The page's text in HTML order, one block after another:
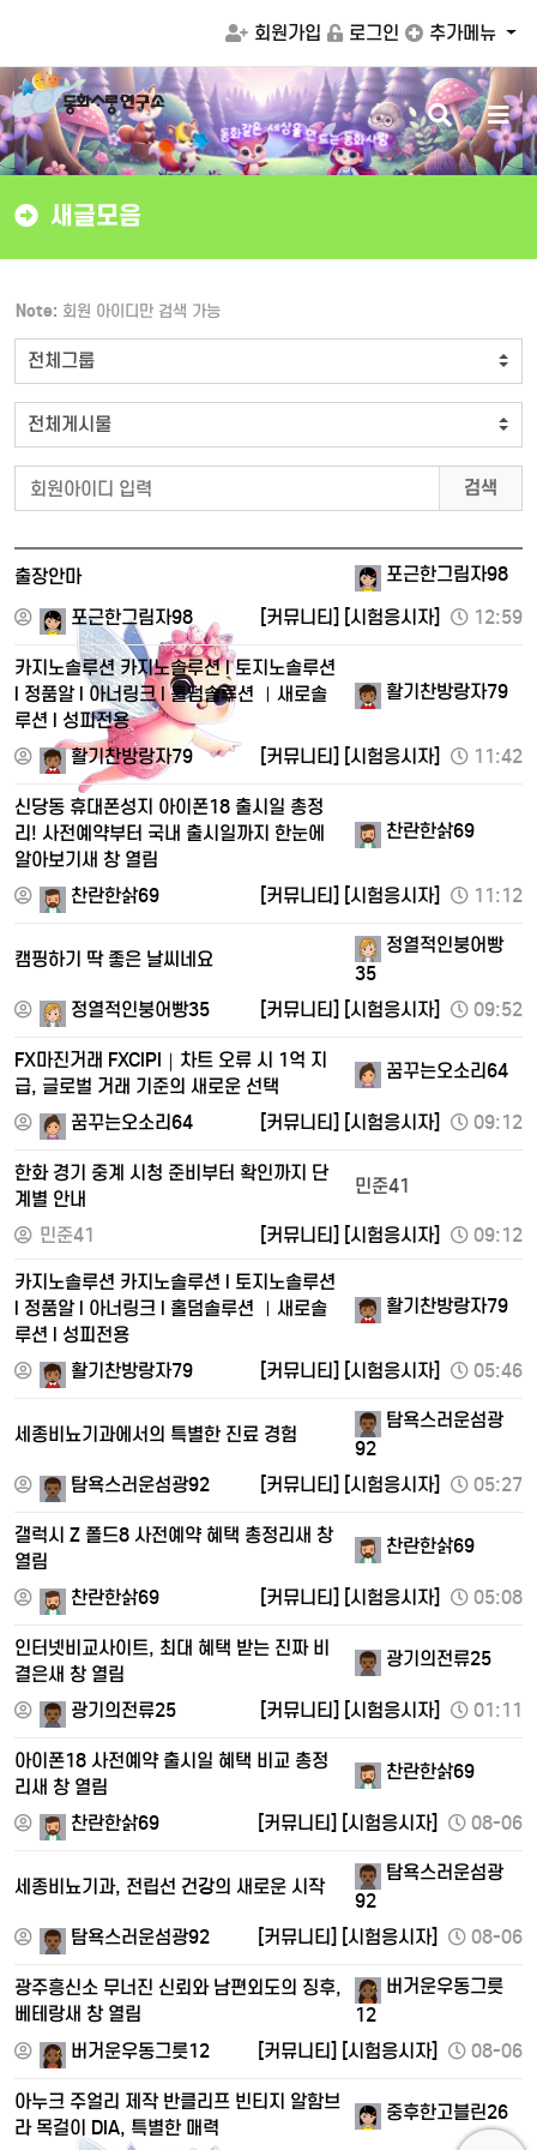
회원가입 로그인 추가메뉴
동화같은 세상을 만드는 동화사랑
검
색
버
튼
메
뉴
버
튼
새글모음
Note: 회원 아이디만 검색 가능
검색
출장안마
포근한그림자98
포근한그림자98
[커뮤니티] [시험응시자] 12:59
카지노솔루션 카지노솔루션 l 토지노솔루션
l 정품알 l 아너링크 l 홀덤솔루션 ㅣ새로솔
루션 l 성피전용
활기찬방랑자79
활기찬방랑자79 [커뮤니티] [시험응시자] 11:42
신당동 휴대폰성지 아이폰18 출시일 총정
리! 사전예약부터 국내 출시일까지 한눈에
알아보기새 창 열림
찬란한삵69
찬란한삵69 [커뮤니티] [시험응시자] 11:12
캠핑하기 딱 좋은 날씨네요
정열적인붕어빵
35
정열적인붕어빵35
[커뮤니티] [시험응시자] 09:52
FX마진거래 FXCIPI｜차트 오류 시 1억 지
급, 글로벌 거래 기준의 새로운 선택
꿈꾸는오소리64
꿈꾸는오소리64 [커뮤니티] [시험응시자] 09:12
한화 경기 중계 시청 준비부터 확인까지 단
계별 안내
민준41
민준41 [커뮤니티] [시험응시자] 09:12
카지노솔루션 카지노솔루션 l 토지노솔루션
l 정품알 l 아너링크 l 홀덤솔루션 ㅣ새로솔
루션 l 성피전용
활기찬방랑자79
활기찬방랑자79 [커뮤니티] [시험응시자] 05:46
세종비뇨기과에서의 특별한 진료 경험
탐욕스러운섬광
92
탐욕스러운섬광92
[커뮤니티] [시험응시자] 05:27
갤럭시 Z 폴드8 사전예약 혜택 총정리새 창
열림
찬란한삵69
찬란한삵69 [커뮤니티] [시험응시자] 05:08
인터넷비교사이트, 최대 혜택 받는 진짜 비
결은새 창 열림
광기의전류25
광기의전류25 [커뮤니티] [시험응시자] 01:11
아이폰18 사전예약 출시일 혜택 비교 총정
리새 창 열림
찬란한삵69
찬란한삵69 [커뮤니티] [시험응시자] 08-06
세종비뇨기과, 전립선 건강의 새로운 시작
탐욕스러운섬광
92
탐욕스러운섬광92
[커뮤니티] [시험응시자] 08-06
광주흥신소 무너진 신뢰와 남편외도의 징후,
베테랑새 창 열림
버거운우동그릇
12
버거운우동그릇12
[커뮤니티] [시험응시자] 08-06
아누크 주얼리 제작 반클리프 빈티지 알함브
라 목걸이 DIA, 특별한 매력
중후한고블린26